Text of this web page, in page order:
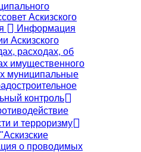
Аскизского
Информация
Аскизского
расходах, об
имущественного
муниципальные
контроль
и терроризму
о проводимых